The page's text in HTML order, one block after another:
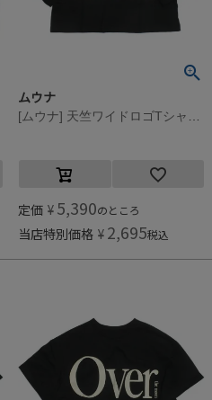
ムウナ
[ムウナ] 天竺ワイドロゴTシャツ クロ(4)
定価 ¥ 5,390のところ
当店特別価格 ¥ 2,695税込